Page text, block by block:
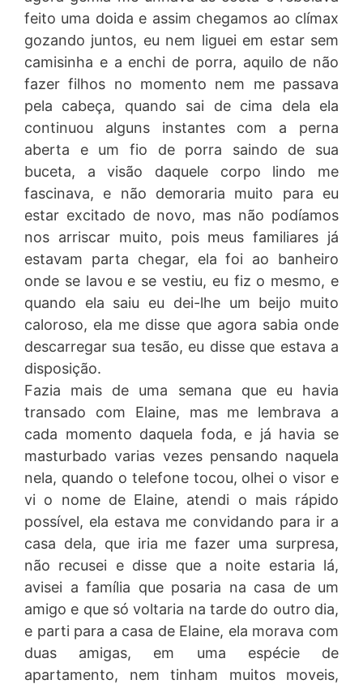
feito uma doida e assim chegamos ao clímax
gozando juntos, eu nem liguei em estar sem
camisinha e a enchi de porra, aquilo de não
fazer filhos no momento nem me passava
pela cabeça, quando sai de cima dela ela
continuou alguns instantes com a perna
aberta e um fio de porra saindo de sua
buceta, a visão daquele corpo lindo me
fascinava, e não demoraria muito para eu
estar excitado de novo, mas não podíamos
nos arriscar muito, pois meus familiares já
estavam parta chegar, ela foi ao banheiro
onde se lavou e se vestiu, eu fiz o mesmo, e
quando ela saiu eu dei-lhe um beijo muito
caloroso, ela me disse que agora sabia onde
descarregar sua tesão, eu disse que estava a
disposição.
Fazia mais de uma semana que eu havia
transado com Elaine, mas me lembrava a
cada momento daquela foda, e já havia se
masturbado varias vezes pensando naquela
nela, quando o telefone tocou, olhei o visor e
vi o nome de Elaine, atendi o mais rápido
possível, ela estava me convidando para ir a
casa dela, que iria me fazer uma surpresa,
não recusei e disse que a noite estaria lá,
avisei a família que posaria na casa de um
amigo e que só voltaria na tarde do outro dia,
e parti para a casa de Elaine, ela morava com
duas amigas, em uma espécie de
apartamento, nem tinham muitos moveis,